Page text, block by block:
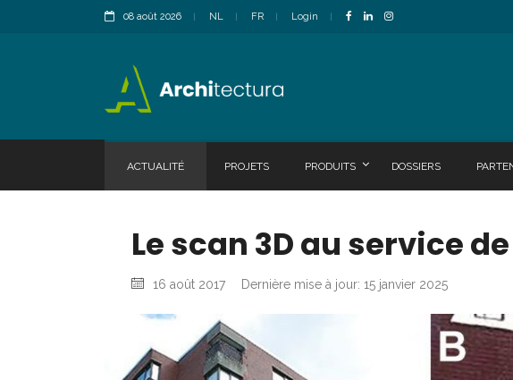
08 août 2026 NL FR Login
ACTUALITÉ PROJETS PRODUITS DOSSIERS
Le scan 3D au service
16 août 2017 Dernière mise à jour: 15 janvier 2025